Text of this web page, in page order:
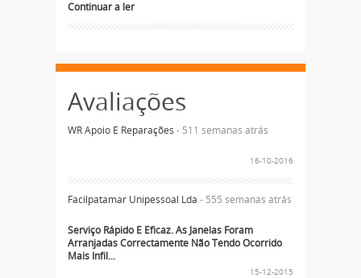
Continuar a ler
Avaliações
WR Apoio E Reparações - 511 semanas atrás
16-10-2016
Facilpatamar Unipessoal Lda - 555 semanas atrás
Serviço Rápido E Eficaz. As Janelas Foram
Arranjadas Correctamente Não Tendo Ocorrido
Mais Infil...
15-12-2015